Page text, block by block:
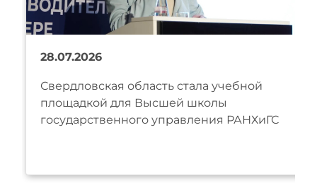
28.07.2026
Свердловская область стала учебной
площадкой для Высшей школы
государственного управления РАНХиГС